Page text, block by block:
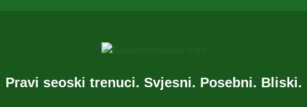
Pravi seoski trenuci. Svjesni. Posebni. Bliski.